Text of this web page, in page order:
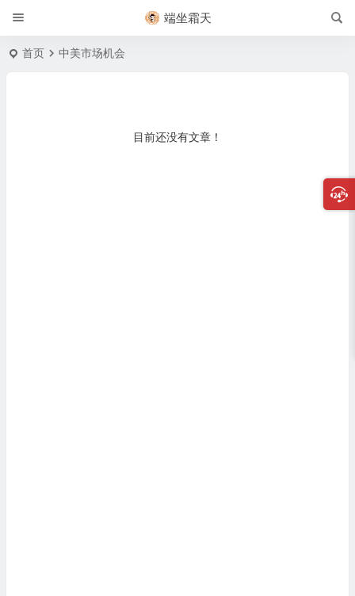
端坐霜天
首页 中美市场机会
目前还没有文章！